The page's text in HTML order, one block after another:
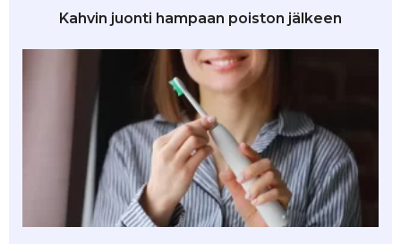
Kahvin juonti hampaan poiston jälkeen